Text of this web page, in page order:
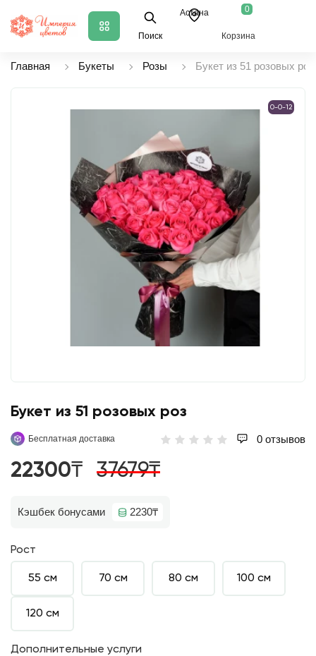
Поиск
Астана 0
Корзина
Главная Букеты Розы Букет из 51 розовых роз
0-0-12
Букет из 51 розовых роз
Бесплатная доставка 0 отзывов
22300₸ 37679₸
Кэшбек бонусами 2230₸
Рост
55 см 70 см 80 см 100 см
120 см
Дополнительные услуги